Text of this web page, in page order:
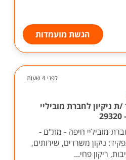
הגשת מועמדות
לפני 4 שעות
ניקיון לחברת מוביליי
מוביליי חיפה - מת"ם -
ניקון משרדים, שירותים,
ריקון פחי...